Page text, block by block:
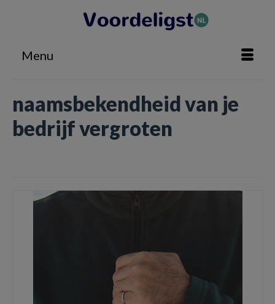
Menu
naamsbekendheid van je
bedrijf vergroten